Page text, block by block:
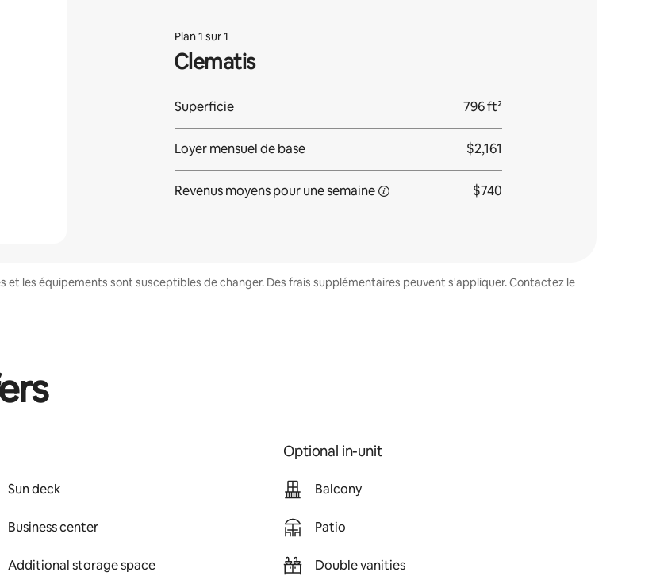
Plan 1 sur 1
Clematis
Superficie 796 ft²
Loyer mensuel de base $2,161
Revenus moyens pour unesemaine $740
et les équipements sont susceptibles de changer. Des frais supplémentaires peuvent s'appliquer. Contactez le
Sun deck
Business center
Additional storage space
Optional in-unit
Balcony
Patio
Double vanities